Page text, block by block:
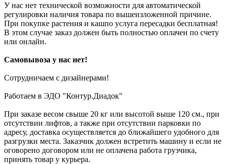
У нас нет технической возможности для автоматической
регулировки наличия товара по вышеизложенной причине.
При покупке растения и кашпо услуга пересадки бесплатная!
В этом случае заказ должен быть полностью оплачен по счету
или онлайн.
Самовывоза у нас нет!
Сотрудничаем с дизайнерами!
Работаем в ЭДО "Контур.Диадок"
При заказе весом свыше 20 кг или высотой выше 120 см., при
отсутствии лифтов, а также при отсутствии парковки по
адресу, доставка осуществляется до ближайшего удобного для
разгрузки места. Заказчик должен встретить машину и если не
оговорено договором или не оплачена работа грузчика,
принять товар у курьера.